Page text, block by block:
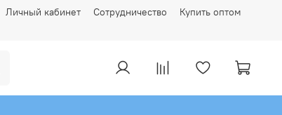
Личный кабинет Сотрудничество Купить оптом